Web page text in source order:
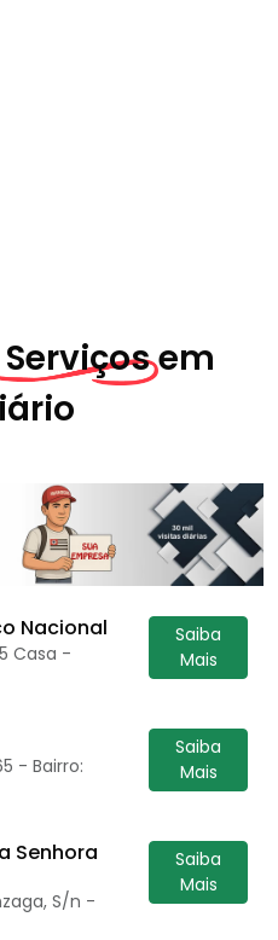
em
Nacional
Casa -
Saiba
Mais
- Bairro:
Saiba
Mais
Senhora
S/n -
Saiba
Mais